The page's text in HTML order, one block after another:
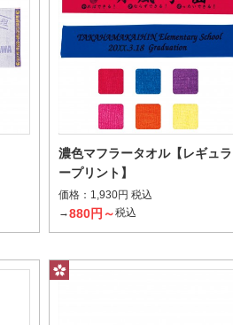
濃色マフラータオル【レギュラ
ープリント】
価格： 1,930円 税込
→880円～税込